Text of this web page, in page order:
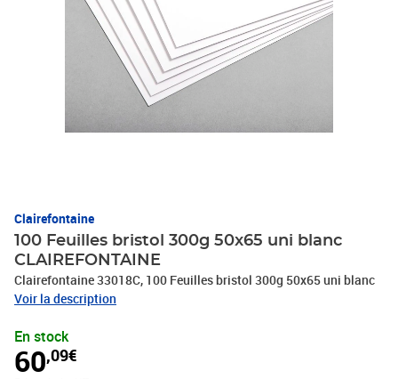
Clairefontaine
100 Feuilles bristol 300g 50x65 uni blanc
CLAIREFONTAINE
Clairefontaine 33018C, 100 Feuilles bristol 300g 50x65 uni blanc
Voir la description
En stock
60,09€